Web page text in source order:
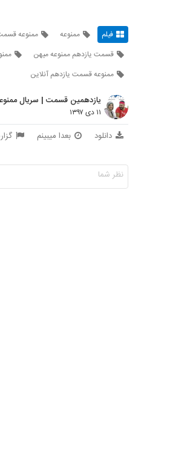
فیلم ممنوعه ممنوعه قسمت
قسمت یازدهم ممنوعه میهن
ممنوعه قسمت یازدهم آنلاین
یازدهمین قسمت | سریال
۱۱ دی ۱۳۹۷
دانلود بعدا میبینم